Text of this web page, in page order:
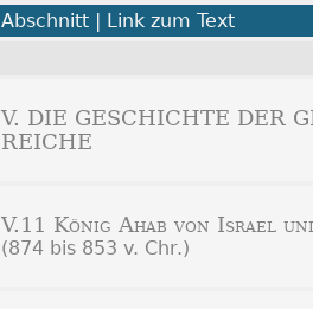
Abschnitt | Link zum Text
V. DIE GESCHICHTE DER
REICHE
V.11 König Ahab von Israel
(874 bis 853 v. Chr.)